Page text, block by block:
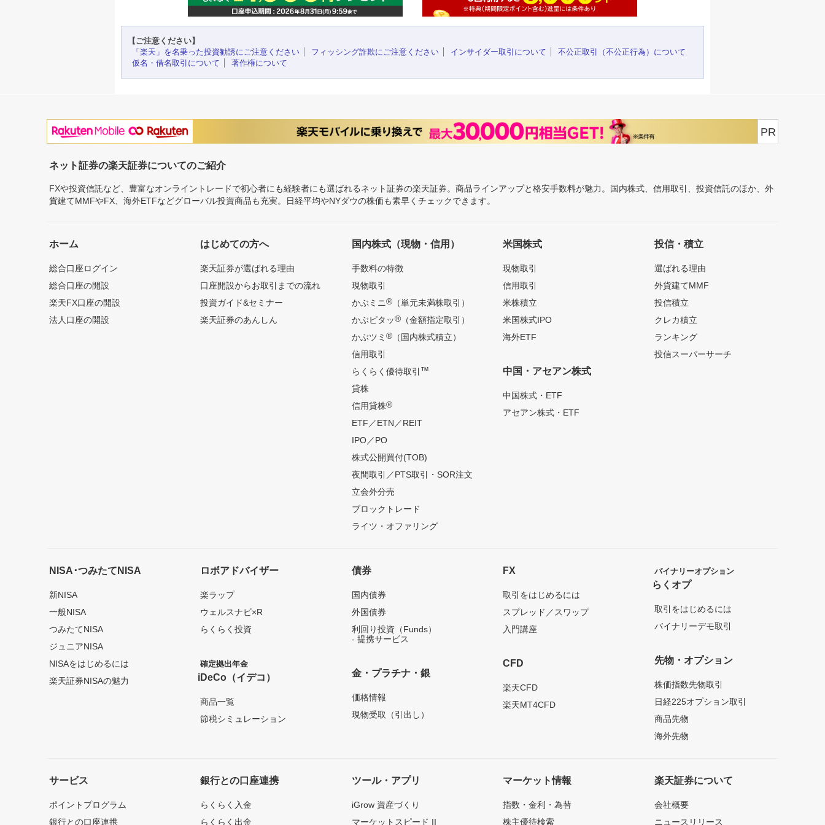
【ご注意ください】
「楽天」を名乗った投資勧誘にご注意ください
フィッシング詐欺にご注意ください インサイダー取引について
不公正取引（不公正行為）について
仮名・借名取引について
著作権について
PR
ネット証券の楽天証券についてのご紹介
FXや投資信託など、豊富なオンライントレードで初心者にも経験者にも選ばれるネット証券の楽天証券。商品ラインアップと格安手数料が魅力。国内株式、信用取引、投資信託のほか、外
貨建てMMFやFX、海外ETFなどグローバル投資商品も充実。日経平均やNYダウの株価も素早くチェックできます。
ホーム
総合口座ログイン
総合口座の開設
楽天FX口座の開設
法人口座の開設
はじめての方へ
楽天証券が選ばれる理由
口座開設からお取引までの流れ
投資ガイド&セミナー
楽天証券のあんしん
国内株式（現物・信用）
手数料の特徴
現物取引
かぶミニ®（単元未満株取引）
かぶピタッ®（金額指定取引）
かぶツミ ®（国内株式積立）
信用取引
らくらく優待取引 ™
貸株
信用貸株®
ETF／ETN／REIT
IPO／PO
株式公開買付(TOB)
夜間取引／PTS取引・SOR注文
立会外分売
ブロックトレード
ライツ・オファリング
米国株式
現物取引
信用取引
米株積立
米国株式IPO
海外ETF
中国・アセアン株式
中国株式・ETF
アセアン株式・ETF
投信・積立
選ばれる理由
外貨建てMMF
投信積立
クレカ積立
ランキング
投信スーパーサーチ
NISA･つみたてNISA
新NISA
一般NISA
つみたてNISA
ジュニアNISA
NISAをはじめるには
楽天証券NISAの魅力
ロボアドバイザー
楽ラップ
ウェルスナビ×R
らくらく投資
確定拠出年金
iDeCo（イデコ）
商品一覧
節税シミュレーション
債券
国内債券
外国債券
利回り投資（Funds）
- 提携サービス
金・プラチナ・銀
価格情報
現物受取（引出し）
FX
取引をはじめるには
スプレッド／スワップ
入門講座
CFD
楽天CFD
楽天MT4CFD
バイナリーオプション
らくオプ
取引をはじめるには
バイナリーデモ取引
先物・オプション
株価指数先物取引
日経225オプション取引
商品先物
海外先物
サービス
ポイントプログラム
銀行との口座連携
銀行との口座連携
らくらく入金
らくらく出金
ツール・アプリ
iGrow 資産づくり
マーケットスピード II
マーケット情報
指数・金利・為替
株主優待検索
楽天証券について
会社概要
ニュースリリース